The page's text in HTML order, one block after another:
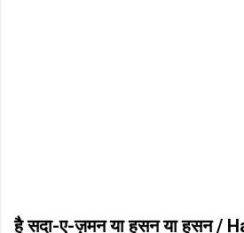
है सदा-ए-ज़मन या हसन या हसन /